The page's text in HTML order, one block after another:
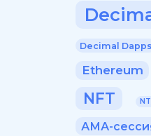
Decimal Dapps
Ethereum
NFT
АМА-